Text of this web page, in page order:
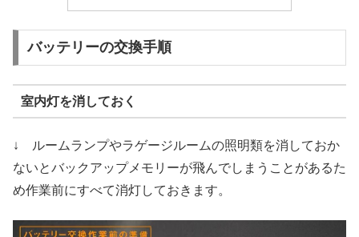
バッテリーの交換手順
室内灯を消しておく
↓ ルームランプやラゲージルームの照明類を消しておか
ないとバックアップメモリーが飛んでしまうことがあるた
め作業前にすべて消灯しておきます。